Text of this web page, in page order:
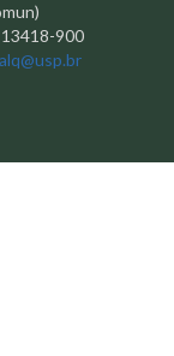
13418-900